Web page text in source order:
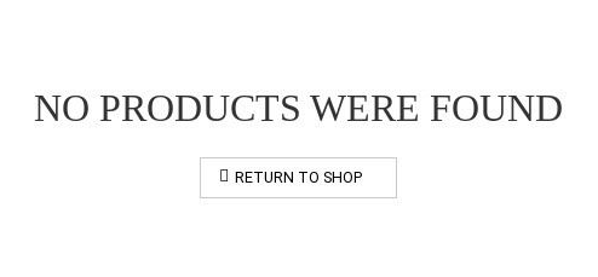
NO PRODUCTS WERE FOUND
RETURN TO SHOP